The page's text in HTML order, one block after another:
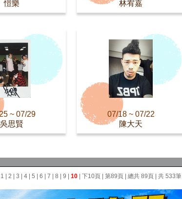
愷樂
林宥嘉
~ 07/29
吳思賢
07/18 ~ 07/22
陳大天
1 2 3 4| 5 6 7 8 9 10| 下10頁| 第89頁| 總共 89頁 | 共 533筆